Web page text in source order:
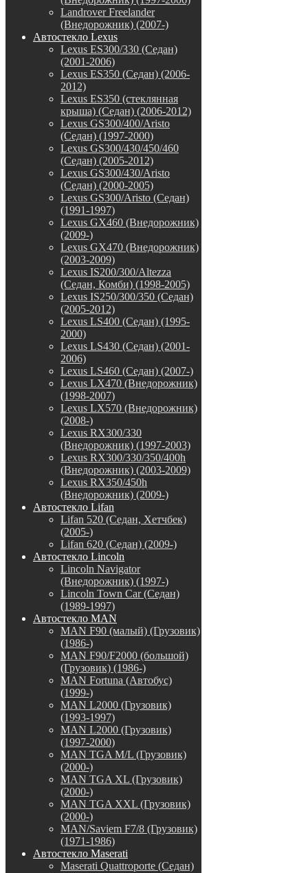
Landrover Freelander
(Внедорожник) (2007-)
Автостекло Lexus
Lexus ES300/330 (Седан)
(2001-2006)
Lexus ES350 (Седан) (2006-
2012)
Lexus ES350 (стеклянная
крыша) (Седан) (2006-2012)
Lexus GS300/400/Aristo
(Седан) (1997-2000)
Lexus GS300/430/450/460
(Седан) (2005-2012)
Lexus GS300/430/Aristo
(Седан) (2000-2005)
Lexus GS300/Aristo (Седан)
(1991-1997)
Lexus GX460 (Внедорожник)
(2009-)
Lexus GX470 (Внедорожник)
(2003-2009)
Lexus IS200/300/Altezza
(Седан, Комби) (1998-2005)
Lexus IS250/300/350 (Седан)
(2005-2012)
Lexus LS400 (Седан) (1995-
2000)
Lexus LS430 (Седан) (2001-
2006)
Lexus LS460 (Седан) (2007-)
Lexus LX470 (Внедорожник)
(1998-2007)
Lexus LX570 (Внедорожник)
(2008-)
Lexus RX300/330
(Внедорожник) (1997-2003)
Lexus RX300/330/350/400h
(Внедорожник) (2003-2009)
Lexus RX350/450h
(Внедорожник) (2009-)
Автостекло Lifan
Lifan 520 (Седан, Хетчбек)
(2005-)
Lifan 620 (Седан) (2009-)
Автостекло Lincoln
Lincoln Navigator
(Внедорожник) (1997-)
Lincoln Town Car (Седан)
(1989-1997)
Автостекло MAN
MAN F90 (малый) (Грузовик)
(1986-)
MAN F90/F2000 (большой)
(Грузовик) (1986-)
MAN Fortuna (Автобус)
(1999-)
MAN L2000 (Грузовик)
(1993-1997)
MAN L2000 (Грузовик)
(1997-2000)
MAN TGA M/L (Грузовик)
(2000-)
MAN TGA XL (Грузовик)
(2000-)
MAN TGA XXL (Грузовик)
(2000-)
MAN/Saviem F7/8 (Грузовик)
(1971-1986)
Автостекло Maserati
Maserati Quattroporte (Седан)